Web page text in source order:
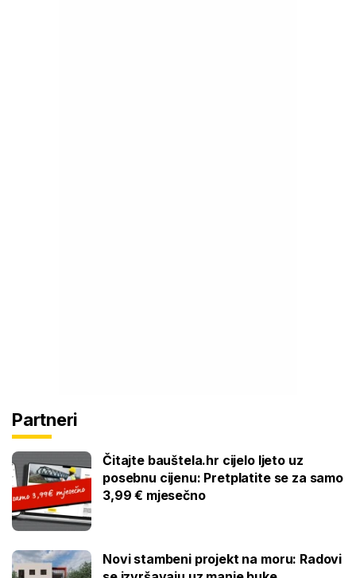
Partneri
Čitajte bauštela.hr cijelo ljeto uz
posebnu cijenu: Pretplatite se za samo
3,99 € mjesečno
Novi stambeni projekt na moru: Radovi